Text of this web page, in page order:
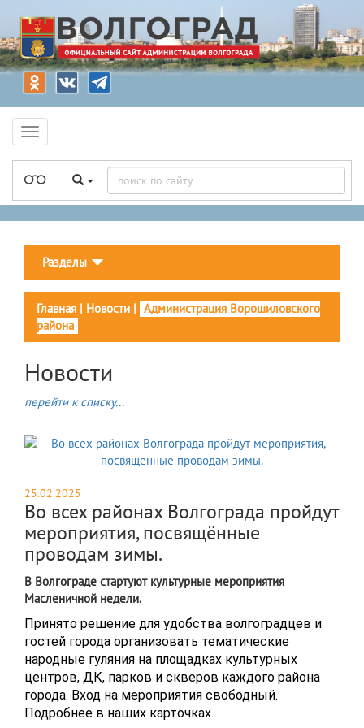
Разделы
Главная | Новости | Администрация Ворошиловского
района
Новости
перейти к списку...
25.02.2025
Во всех районах Волгограда пройдут
мероприятия, посвящённые
проводам зимы.
В Волгограде стартуют культурные мероприятия
Масленичной недели.
Принято решение для удобства волгоградцев и
гостей города организовать тематические
народные гуляния на площадках культурных
центров, ДК, парков и скверов каждого района
города. Вход на мероприятия свободный.
Подробнее в наших карточках.